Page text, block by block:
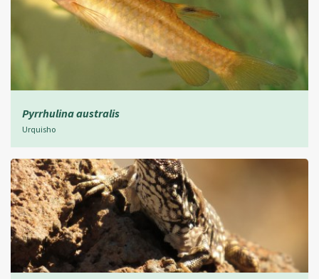
Pyrrhulina australis
Urquisho